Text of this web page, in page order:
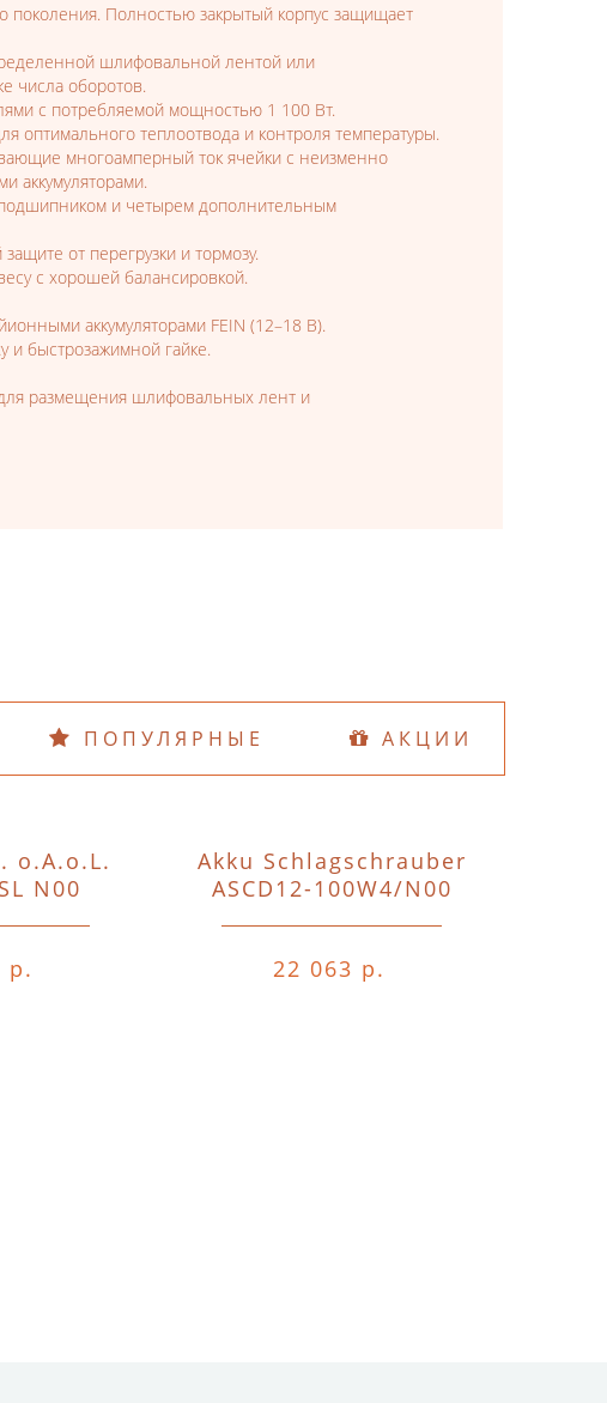
поколения. Полностью закрытый корпус защищает
шлифовальной лентой или
числа оборотов.
с потребляемой мощностью 1 100 Вт.
теплоотвода и контроля температуры.
многоамперный ток ячейки с неизменно
аккумуляторами.
и четырем дополнительным
от перегрузки и тормозу.
с хорошей балансировкой.
аккумуляторами FEIN (12–18 В).
и быстрозажимной гайке.
размещения шлифовальных лент и
ПОПУЛЯРНЫЕ АКЦИИ
o.A.o.L.
N00
р.
Akku Schlagschrauber
ASCD12-100W4/N00
22 063 р.